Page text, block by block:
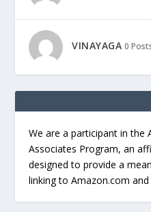
VINAYAGA 0
We are a participant in the
Associates Program, an
designed to provide a
linking to Amazon.com